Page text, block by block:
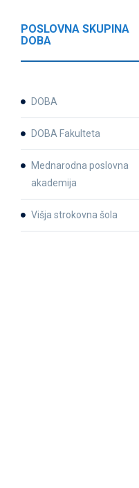
POSLOVNA SKUPINA
DOBA
DOBA
DOBA Fakulteta
Mednarodna poslovna
akademija
Višja strokovna šola